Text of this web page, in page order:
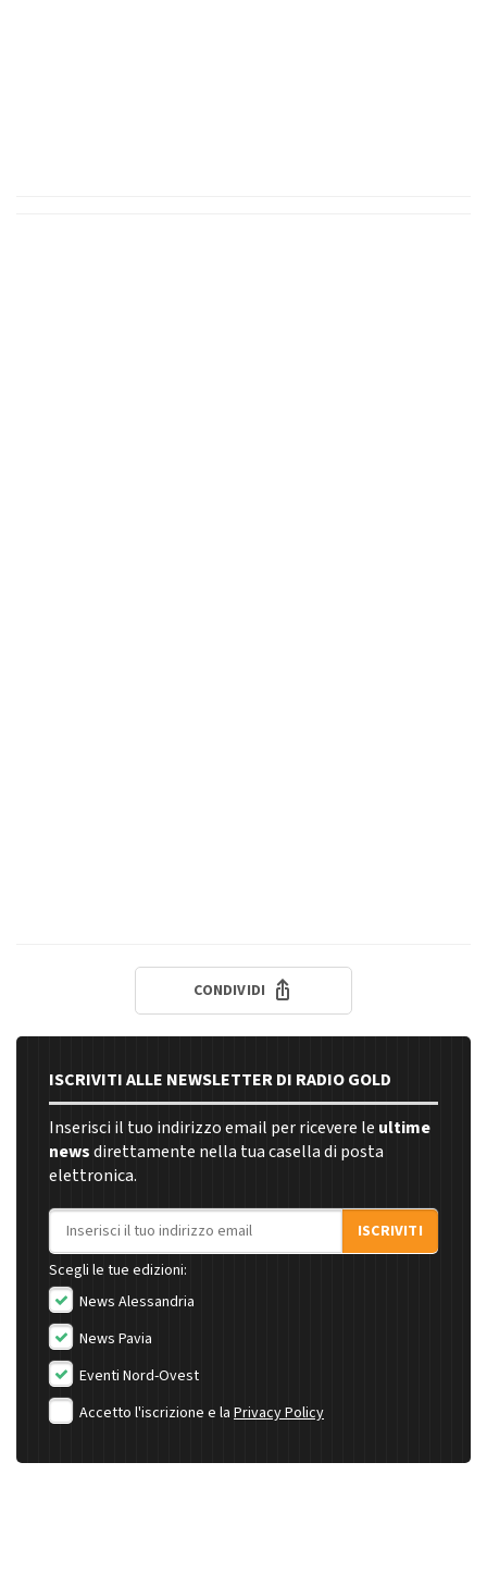
CONDIVIDI
ISCRIVITI ALLE NEWSLETTER DI RADIO GOLD
Inserisci il tuo indirizzo email per ricevere le ultime
newsdirettamente nella tua casella di posta
elettronica.
Indirizzo email
ISCRIVITI
Scegli le tue edizioni:
News Alessandria
News Pavia
Eventi Nord-Ovest
Accetto l'iscrizione e la Privacy Policy